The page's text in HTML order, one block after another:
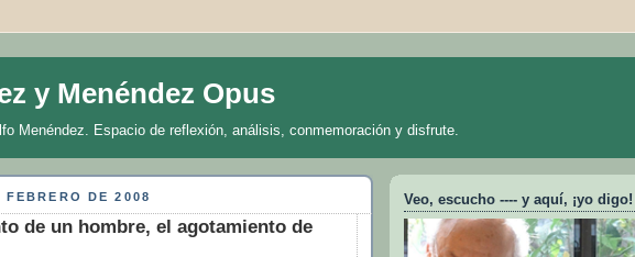
y Menéndez Opus
Menéndez. Espacio de reflexión, análisis, conmemoración y disfrute.
DE 2008
de un hombre, el agotamiento de
Veo, escucho ---- y aquí, ¡yo digo!